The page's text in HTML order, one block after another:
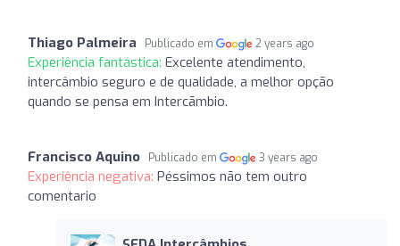
Thiago Palmeira Publicado em 2 years ago
Experiência fantástica: Excelente atendimento,
intercâmbio seguro e de qualidade, a melhor opção
quando se pensa em Intercãmbio.
Francisco Aquino Publicado em 3 years ago
Experiência negativa: Péssimos não tem outro
comentario